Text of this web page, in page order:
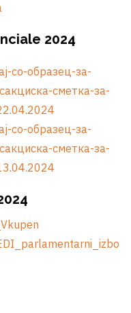
2024
со-образец-за-
сметка-за-
со-образец-за-
сметка-за-